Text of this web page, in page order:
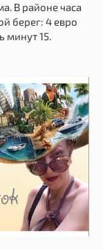
В районе часа
берег: 4 евро
минут 15.